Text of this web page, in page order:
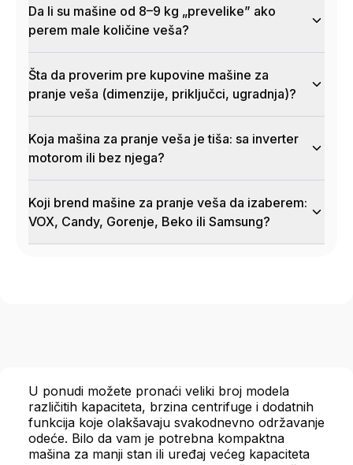
Da li su mašine od 8–9 kg „prevelike” ako
perem male količine veša?
Šta da proverim pre kupovine mašine za
pranje veša (dimenzije, priključci, ugradnja)?
Koja mašina za pranje veša je tiša: sa inverter
motorom ili bez njega?
Koji brend mašine za pranje veša da izaberem:
VOX, Candy, Gorenje, Beko ili Samsung?
U ponudi možete pronaći veliki broj modela
različitih kapaciteta, brzina centrifuge i dodatnih
funkcija koje olakšavaju svakodnevno održavanje
odeće. Bilo da vam je potrebna kompaktna
mašina za manji stan ili uređaj većeg kapaciteta